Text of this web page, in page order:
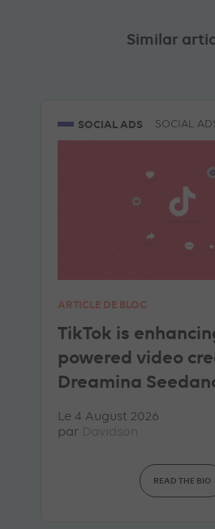
Similar
SOCIAL ADS SOCIAL
ARTICLE DE BLOG
TikTok is
powered video
Dreamina
Le 4 August 2026
par Davidson
READ THE BIO